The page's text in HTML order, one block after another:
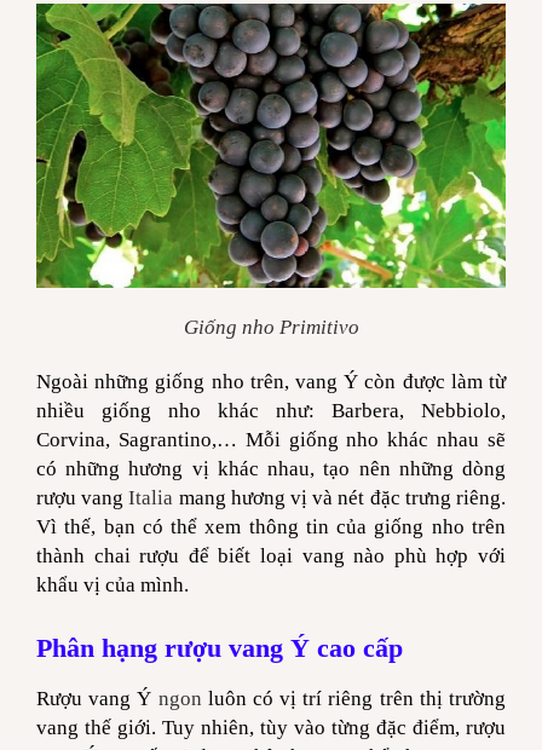
Giống nho Primitivo
Ngoài những giống nho trên, vang Ý còn được làm từ
nhiều giống nho khác như: Barbera, Nebbiolo,
Corvina, Sagrantino,… Mỗi giống nho khác nhau sẽ
có những hương vị khác nhau, tạo nên những dòng
rượu vangItalia mang hương vị và nét đặc trưng riêng.
Vì thế, bạn có thể xem thông tin của giống nho trên
thành chai rượu để biết loại vang nào phù hợp với
khẩu vị của mình.
Phân hạng rượu vang Ý cao cấp
Rượu vang Ý ngon luôn có vị trí riêng trên thị trường
vang thế giới. Tuy nhiên, tùy vào từng đặc điểm, rượu